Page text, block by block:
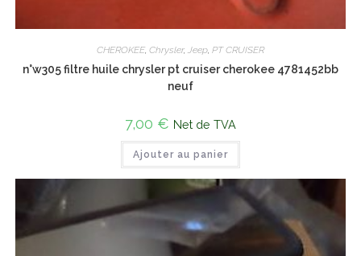
CHEROKEE, Chrysler, Jeep, PT CRUISER
n°w305 filtre huile chrysler pt cruiser cherokee 4781452bb
neuf
7,00 € Net de TVA
Ajouter au panier